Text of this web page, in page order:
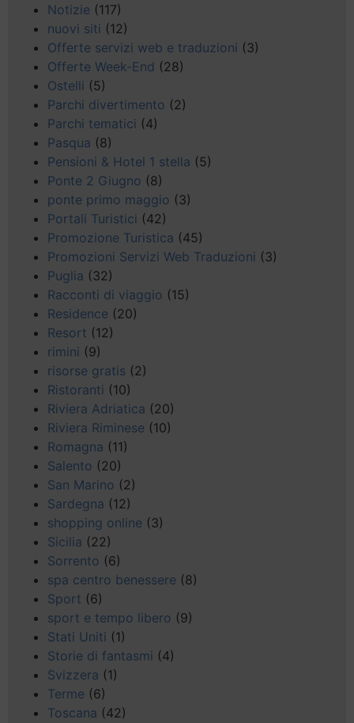
Notizie (117)
nuovi siti (12)
Offerte servizi web e traduzioni (3)
Offerte Week-End (28)
Ostelli (5)
Parchi divertimento (2)
Parchi tematici (4)
Pasqua (8)
Pensioni & Hotel 1 stella (5)
Ponte 2 Giugno (8)
ponte primo maggio (3)
Portali Turistici (42)
Promozione Turistica (45)
Promozioni Servizi Web Traduzioni (3)
Puglia (32)
Racconti di viaggio (15)
Residence (20)
Resort (12)
rimini (9)
risorse gratis (2)
Ristoranti (10)
Riviera Adriatica (20)
Riviera Riminese (10)
Romagna (11)
Salento (20)
San Marino (2)
Sardegna (12)
shopping online (3)
Sicilia (22)
Sorrento (6)
spa centro benessere (8)
Sport (6)
sport e tempo libero (9)
Stati Uniti (1)
Storie di fantasmi (4)
Svizzera (1)
Terme (6)
Toscana (42)